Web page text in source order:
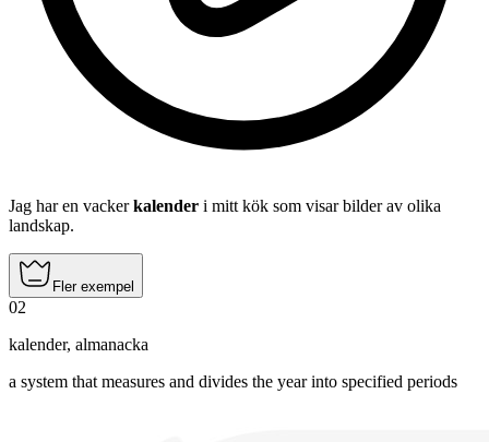
Jag har en vackerkalender i mitt kök som visar bilder av olika
landskap.
Fler exempel
02
kalender, almanacka
‌a system that measures and divides the year into specified periods